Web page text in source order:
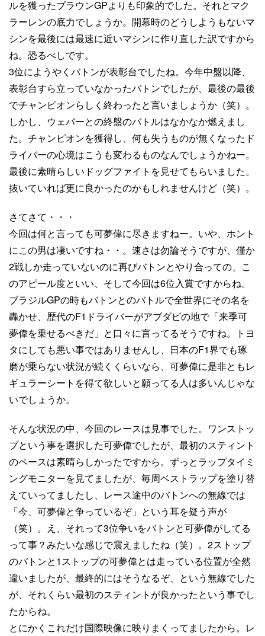
ルを獲ったブラウンGPよりも印象的でした。それとマク
ラーレンの底力でしょうか。開幕時のどうしようもないマ
シンを最後には最速に近いマシンに作り直した訳ですから
ね。恐るべしです。
3位にようやくバトンが表彰台でしたね。今年中盤以降、
表彰台すら立っていなかったバトンでしたが、最後の最後
でチャンピオンらしく終わったと言いましょうか（笑）。
しかし、ウェバーとの終盤のバトルはなかなか燃えまし
た。チャンピオンを獲得し、何も失うものが無くなったド
ライバーの心境はこうも変わるものなんでしょうかねー。
最後に素晴らしいドッグファイトを見せてもらいました。
抜いていれば更に良かったのかもしれませんけど（笑）。
さてさて・・・
今回は何と言っても可夢偉に尽きますねー。いや、ホント
にこの男は凄いですね・・。速さは勿論そうですが、僅か
2戦しか走っていないのに再びバトンとやり合っての、こ
のアピール度といい、そして今回は6位入賞ですからね。
ブラジルGPの時もバトンとのバトルで全世界にその名を
轟かせ、歴代のF1ドライバーがアブダビの地で「来季可
夢偉を乗せるべきだ」と口々に言ってるそうですね。トヨ
タにしても悪い事ではありませんし、日本のF1界でも琢
磨が乗らない状況が続くくらいなら、可夢偉に是非ともレ
ギュラーシートを得て欲しいと願ってる人は多いんじゃな
いでしょうか。
そんな状況の中、今回のレースは見事でした。ワンストッ
プという事を選択した可夢偉でしたが、最初のスティント
のペースは素晴らしかったですから。ずっとラップタイミ
ングモニターを見てましたが、毎周ベストラップを塗り替
えていってましたし、レース途中のバトンへの無線では
「今、可夢偉と争っているぞ」という耳を疑う声が
（笑）。え、それって3位争いをバトンと可夢偉がしてる
って事？みたいな感じで震えましたね（笑）。2ストップ
のバトンと1ストップの可夢偉とは走っている位置が全然
違いましたが、最終的にはそうなるぞ、という無線でした
が、それくらい最初のスティントが良かったという事でし
たからね。
とにかくこれだけ国際映像に映りまくってましたから。レ